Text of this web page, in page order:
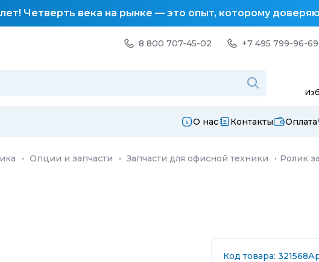
Четверть века на рынке — это опыт, которому
8 800 707-45-02 +7 495 799-96-69
О нас Контакты Оплата
· Опции и запчасти · Запчасти для офисной техники · Ролик
Код товара: 321568